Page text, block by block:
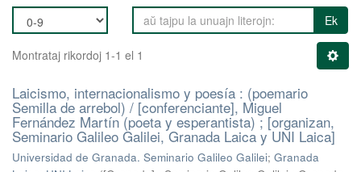
Ek
Montrataj rikordoj 1-1 el 1
Laicismo, internacionalismo y poesía : (poemario
Semilla de arrebol) / [conferenciante], Miguel
Fernández Martín (poeta y esperantista) ; [organizan,
Seminario Galileo Galilei, Granada Laica y UNI Laica]
Universidad de Granada. Seminario Galileo Galilei; Granada